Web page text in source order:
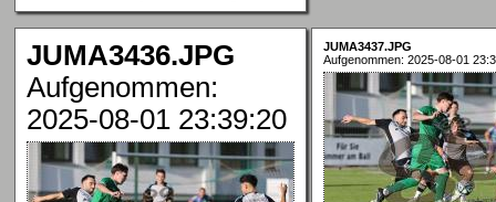
JUMA3436.JPG
Aufgenommen:
2025-08-01 23:39:20
JUMA3437.JPG
Aufgenommen: 2025-08-01